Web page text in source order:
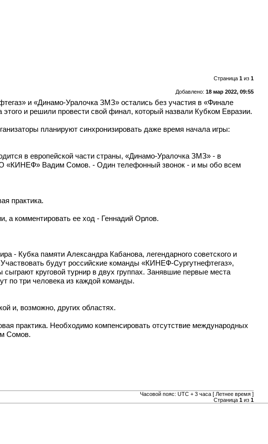
Страница 1из 1
Добавлено: 18 мар 2022, 09:55
и «Динамо-Уралочка ЗМЗ» остались без участия в «Финале
этого и решили провести свой финал, который назвали Кубком Евразии.
планируют синхронизировать даже время начала игры:
в европейской части страны, «Динамо-Уралочка ЗМЗ» - в
«КИНЕФ» Вадим Сомов. - Один телефонный звонок - и мы обо всем
практика.
а комментировать ее ход - Геннадий Орлов.
- Кубка памяти Александра Кабанова, легендарного советского и
будут российские команды «КИНЕФ-Сургутнефтегаз»,
круговой турнир в двух группах. Занявшие первые места
по три человека из каждой команды.
и, возможно, других областях.
практика. Необходимо компенсировать отсутствие международных
Сомов.
Часовой пояс: UTC + 3 часа [ Летнее время ]
Страница 1из 1